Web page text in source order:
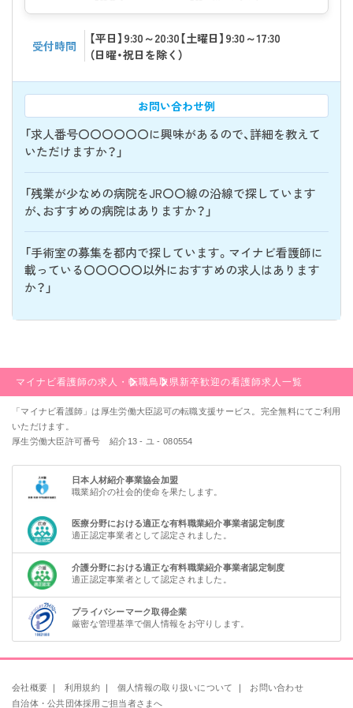
受付時間
【平日】9:30～20:30【土曜日】9:30～17:30
（日曜・祝日を除く）
お問い合わせ例
「求人番号〇〇〇〇〇〇に興味があるので、詳細を教えて
いただけますか？」
「残業が少なめの病院をJR〇〇線の沿線で探しています
が、おすすめの病院はありますか？」
「手術室の募集を都内で探しています。マイナビ看護師に
載っている〇〇〇〇〇以外におすすめの求人はあります
か？」
マイナビ看護師の求人・転職鳥取県新卒歓迎の看護師求人一覧
「マイナビ看護師」は厚生労働大臣認可の転職支援サービス。完全無料にてご利用
いただけます。
厚生労働大臣許可番号 紹介13 - ユ - 080554
日本人材紹介事業協会加盟
職業紹介の社会的使命を果たします。
医療分野における適正な有料職業紹介事業者認定制度
適正認定事業者として認定されました。
介護分野における適正な有料職業紹介事業者認定制度
適正認定事業者として認定されました。
プライバシーマーク取得企業
厳密な管理基準で個人情報をお守りします。
会社概要 利用規約 個人情報の取り扱いについて
お問い合わせ
自治体・公共団体採用ご担当者さまへ